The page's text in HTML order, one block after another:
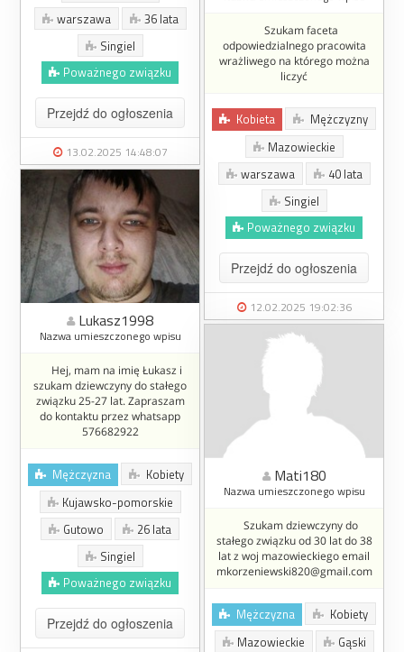
warszawa
36 lata
Singiel
Poważnego związku
Przejdź do ogłoszenia
13.02.2025 14:48:07
Szukam faceta
odpowiedzialnego pracowita
wrażliwego na którego można
liczyć
Kobieta
Mężczyzny
Mazowieckie
warszawa
40 lata
Singiel
Poważnego związku
Przejdź do ogłoszenia
12.02.2025 19:02:36
Lukasz1998
Nazwa umieszczonego wpisu
Hej, mam na imię Łukasz i
szukam dziewczyny do stałego
związku 25-27 lat. Zapraszam
do kontaktu przez whatsapp
576682922
Mężczyzna
Kobiety
Kujawsko-pomorskie
Gutowo
26 lata
Singiel
Poważnego związku
Przejdź do ogłoszenia
Mati180
Nazwa umieszczonego wpisu
Szukam dziewczyny do
stałego związku od 30 lat do 38
lat z woj mazowieckiego email
mkorzeniewski820@gmail.com
Mężczyzna
Kobiety
Mazowieckie
Gąski